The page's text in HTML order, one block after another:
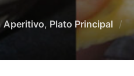
Aperitivo, Plato Principal